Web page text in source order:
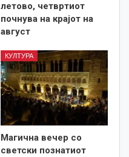
летово, четвртиот
почнува на крајот на
август
КУЛТУРА
Магична вечер со
светски познатиот